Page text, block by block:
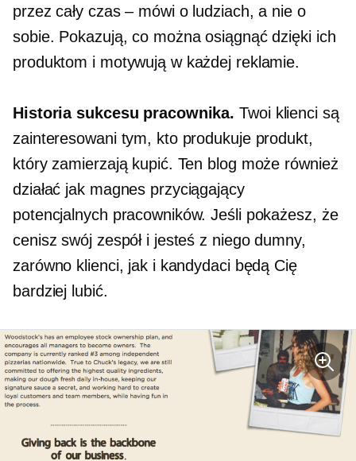
przez cały czas – mówi o ludziach, a nie o
sobie. Pokazują, co można osiągnąć dzięki ich
produktom i motywują w każdej reklamie.
Historia sukcesu pracownika. Twoi klienci są
zainteresowani tym, kto produkuje produkt,
który zamierzają kupić. Ten blog może również
działać jak magnes przyciągający
potencjalnych pracowników. Jeśli pokażesz, że
cenisz swój zespół i jesteś z niego dumny,
zarówno klienci, jak i kandydaci będą Cię
bardziej lubić.